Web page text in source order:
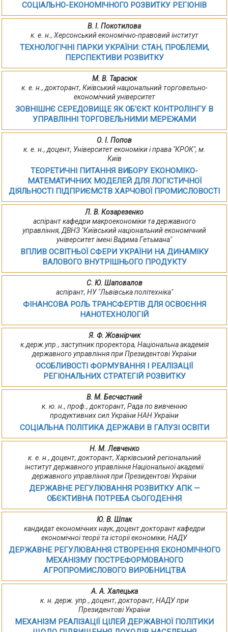
СОЦІАЛЬНО-ЕКОНОМІЧНОГО РОЗВИТКУ РЕГІОНІВ
В. І. Покотилова
к. е. н., Херсонський економічно-правовий інститут
ТЕХНОЛОГІЧНІ ПАРКИ УКРАЇНИ: СТАН, ПРОБЛЕМИ,
ПЕРСПЕКТИВИ РОЗВИТКУ
М. В. Тарасюк
к. е. н., докторант, Київський національний торговельно-
економічний університет
ЗОВНІШНЄ СЕРЕДОВИЩЕ ЯК ОБ'ЄКТ КОНТРОЛІНГУ В
УПРАВЛІННІ ТОРГОВЕЛЬНИМИ МЕРЕЖАМИ
О. І. Попов
к. е. н., доцент, Університет економіки і права "КРОК", м.
Київ
ТЕОРЕТИЧНІ ПИТАННЯ ВИБОРУ ЕКОНОМІКО-
МАТЕМАТИЧНИХ МОДЕЛЕЙ ДЛЯ ЛОГІСТИЧНОЇ
ДІЯЛЬНОСТІ ПІДПРИЄМСТВ ХАРЧОВОЇ ПРОМИСЛОВОСТІ
Л. В. Козарезенко
аспірант кафедри макроекономіки та державного
управління, ДВНЗ "Київський національний економічний
університет імені Вадима Гетьмана"
ВПЛИВ ОСВІТНЬОЇ СФЕРИ УКРАЇНИ НА ДИНАМІКУ
ВАЛОВОГО ВНУТРІШНЬОГО ПРОДУКТУ
С. Ю. Шаповалов
аспірант, НУ "Львівська політехніка"
ФІНАНСОВА РОЛЬ ТРАНСФЕРТІВ ДЛЯ ОСВОЄННЯ
НАНОТЕХНОЛОГІЙ
Я. Ф. Жовнірчик
к.держ.упр., заступник проректора, Національна академія
державного управління при Президентові України
ОСОБЛИВОСТІ ФОРМУВАННЯ І РЕАЛІЗАЦІЇ
РЕГІОНАЛЬНИХ СТРАТЕГІЙ РОЗВИТКУ
В. М. Бесчастний
к. ю. н., проф., докторант, Рада по вивченню
продуктивних сил України НАН України
СОЦІАЛЬНА ПОЛІТИКА ДЕРЖАВИ В ГАЛУЗІ ОСВІТИ
Н. М. Левченко
к. е. н., доцент, докторант, Харківський регіональний
інститут державного управління Національної академії
державного управління при Президентові України
ДЕРЖАВНЕ РЕГУЛЮВАННЯ РОЗВИТКУ АПК —
ОБЄКТИВНА ПОТРЕБА СЬОГОДЕННЯ
Ю. В. Шпак
кандидат економічних наук, доцент докторант кафедри
економічної теорії та історії економіки, НАДУ
ДЕРЖАВНЕ РЕГУЛЮВАННЯ СТВОРЕННЯ ЕКОНОМІЧНОГО
МЕХАНІЗМУ ПОСТРЕФОРМОВАНОГО
АГРОПРОМИСЛОВОГО ВИРОБНИЦТВА
А. А. Халецька
к. н. держ. упр., доцент, докторант, НАДУ при
Президентові України
МЕХАНІЗМ РЕАЛІЗАЦІЇ ЦІЛЕЙ ДЕРЖАВНОЇ ПОЛІТИКИ